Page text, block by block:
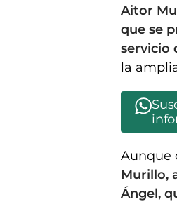
Aitor
que se
servicio
la
Aunque
Murillo,
Ángel,